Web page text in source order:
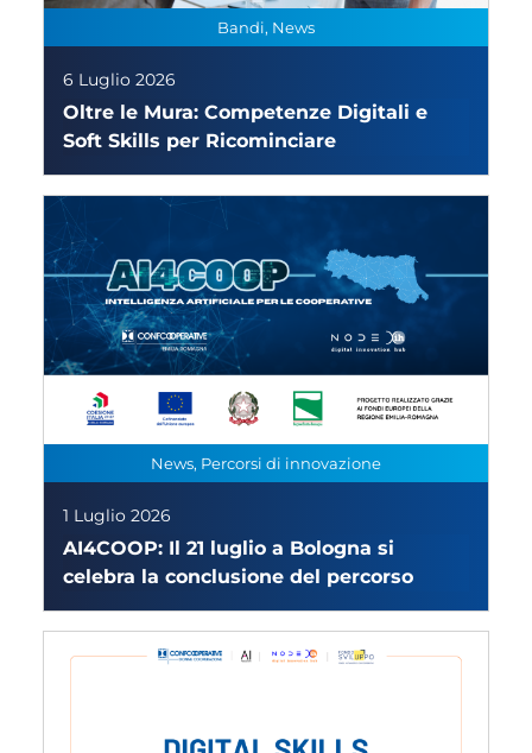
Bandi, News
6 Luglio 2026
Oltre le Mura: Competenze Digitali e
Soft Skills per Ricominciare
News, Percorsi di innovazione
1 Luglio 2026
AI4COOP: Il 21 luglio a Bologna si
celebra la conclusione del percorso